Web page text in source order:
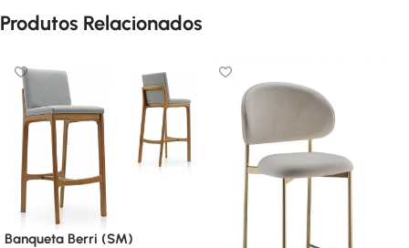
Produtos Relacionados
Banqueta Berri (SM)